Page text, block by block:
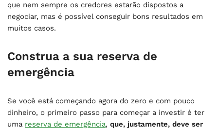
que nem sempre os credores estarão dispostos a
negociar, mas é possível conseguir bons resultados em
muitos casos.
Construa a sua reserva de
emergência
Se você está começando agora do zero e com pouco
dinheiro, o primeiro passo para começar a investir é ter
uma reserva de emergência, que, justamente, deve ser